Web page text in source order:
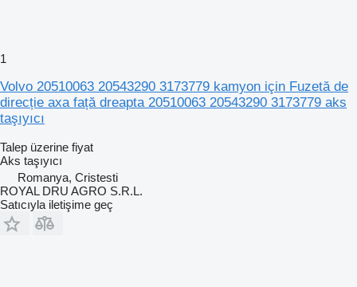
1
Volvo 20510063 20543290 3173779 kamyon için Fuzetă de
direcție axa față dreapta 20510063 20543290 3173779 aks
taşıyıcı
Talep üzerine fiyat
Aks taşıyıcı
Romanya, Cristesti
ROYAL DRU AGRO S.R.L.
Satıcıyla iletişime geç